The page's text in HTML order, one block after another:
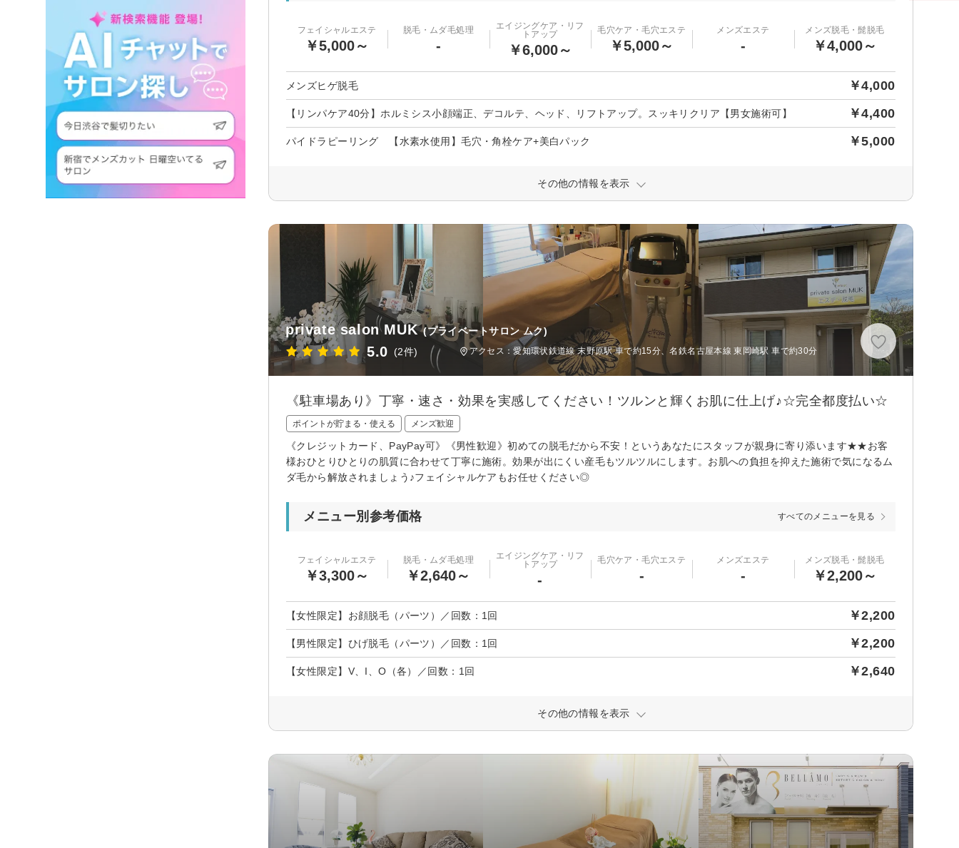
フェイシャルエステ
￥5,000～
脱毛・ムダ毛処理
-
エイジングケア・リフ
トアップ
￥6,000～
毛穴ケア・毛穴エステ
￥5,000～
メンズエステ
-
メンズ脱毛・髭脱毛
￥4,000～
メンズヒゲ脱毛 ￥4,000
【リンパケア40分】ホルミシス小顔端正、デコルテ、ヘッド、リフトアップ。スッキリクリア【男女施術可】 ￥4,400
パイドラピーリング 【水素水使用】毛穴・角栓ケア+美白パック ￥5,000
その他の情報を表示
private salon MUK (プライベートサロン ムク)
5.0 (2件) アクセス：愛知環状鉄道線 末野原駅 車で約15分、名鉄名古屋本線 東岡崎駅 車で約30分
《駐車場あり》丁寧・速さ・効果を実感してください！ツルンと輝くお肌に仕上げ♪☆完全都度払い☆
ポイントが貯まる・使える メンズ歓迎
《クレジットカード、PayPay可》《男性歓迎》初めての脱毛だから不安！というあなたにスタッフが親身に寄り添います★★お客
様おひとりひとりの肌質に合わせて丁寧に施術。効果が出にくい産毛もツルツルにします。お肌への負担を抑えた施術で気になるム
ダ毛から解放されましょう♪フェイシャルケアもお任せください◎
メニュー別参考価格 すべてのメニューを見る
フェイシャルエステ
￥3,300～
脱毛・ムダ毛処理
￥2,640～
エイジングケア・リフ
トアップ
-
毛穴ケア・毛穴エステ
-
メンズエステ
-
メンズ脱毛・髭脱毛
￥2,200～
【女性限定】お顔脱毛（パーツ）／回数：1回 ￥2,200
【男性限定】ひげ脱毛（パーツ）／回数：1回 ￥2,200
【女性限定】V、I、O（各）／回数：1回 ￥2,640
その他の情報を表示